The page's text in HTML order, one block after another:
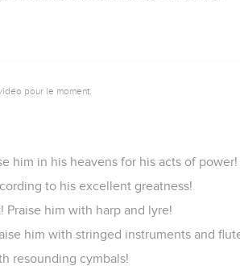
pour le moment.
him in his heavens for his acts of power!
to his excellent greatness!
him with harp and lyre!
him with stringed instruments and
resounding cymbals!